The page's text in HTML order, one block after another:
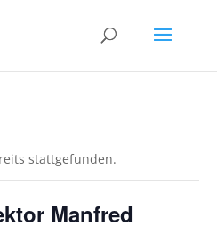
stattgefunden.
Manfred